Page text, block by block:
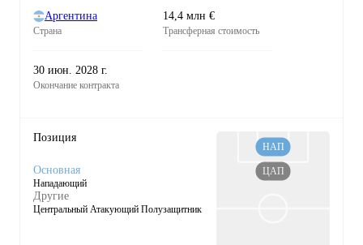
Аргентина
Страна
14,4 млн €
Трансферная стоимость
30 июн. 2028 г.
Окончание контракта
Позиция
Основная
Нападающий
Другие
Центральный Атакующий Полузащитник
ЦАП
НАП